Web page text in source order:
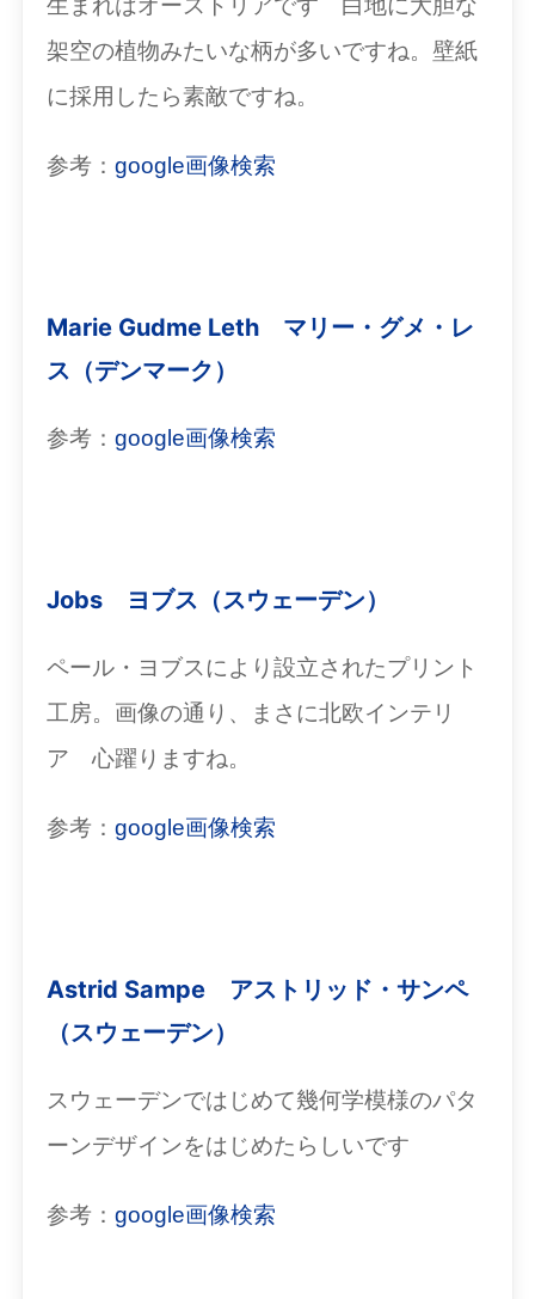
生まれはオーストリアです 白地に大胆な
架空の植物みたいな柄が多いですね。壁紙
に採用したら素敵ですね。
参考： google画像検索
Marie Gudme Leth マリー・グメ・レ
ス（デンマーク）
参考： google画像検索
Jobs ヨブス（スウェーデン）
ペール・ヨブスにより設立されたプリント
工房。画像の通り、まさに北欧インテリ
ア 心躍りますね。
参考： google画像検索
Astrid Sampe アストリッド・サンペ
（スウェーデン）
スウェーデンではじめて幾何学模様のパタ
ーンデザインをはじめたらしいです
参考： google画像検索